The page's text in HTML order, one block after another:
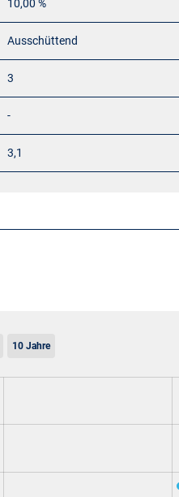
10,00 %
Ausschüttend
3
-
3,1
10 Jahre